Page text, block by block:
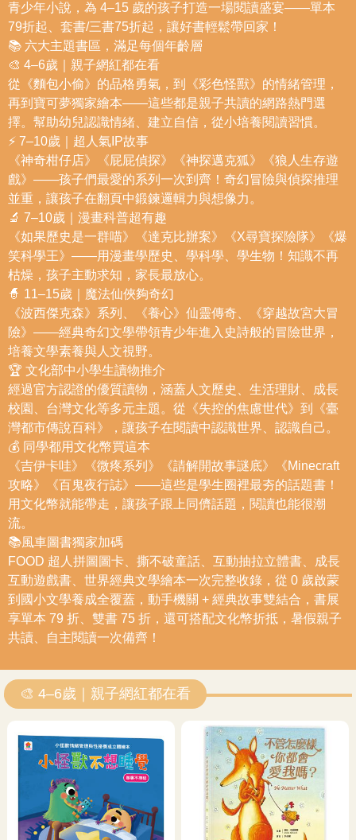
青少年小說，為 4–15 歲的孩子打造一場閱讀盛宴——單本
79折起、套書/三書75折起，讓好書輕鬆帶回家！
📚 六大主題書區，滿足每個年齡層
🎨 4–6歲｜親子網紅都在看
從《麵包小偷》的品格勇氣，到《彩色怪獸》的情緒管理，
再到寶可夢獨家繪本——這些都是親子共讀的網路熱門選
擇。幫助幼兒認識情緒、建立自信，從小培養閱讀習慣。
⚡ 7–10歲｜超人氣IP故事
《神奇柑仔店》《屁屁偵探》《神探邁克狐》《狼人生存遊
戲》——孩子們最愛的系列一次到齊！奇幻冒險與偵探推理
並重，讓孩子在翻頁中鍛鍊邏輯力與想像力。
🔬 7–10歲｜漫畫科普超有趣
《如果歷史是一群喵》《達克比辦案》《X尋寶探險隊》《爆
笑科學王》——用漫畫學歷史、學科學、學生物！知識不再
枯燥，孩子主動求知，家長最放心。
🧙 11–15歲｜魔法仙俠夠奇幻
《波西傑克森》系列、《養心》仙靈傳奇、《穿越故宮大冒
險》——經典奇幻文學帶領青少年進入史詩般的冒險世界，
培養文學素養與人文視野。
🏆 文化部中小學生讀物推介
經過官方認證的優質讀物，涵蓋人文歷史、生活理財、成長
校園、台灣文化等多元主題。從《失控的焦慮世代》到《臺
灣都市傳說百科》，讓孩子在閱讀中認識世界、認識自己。
💰 同學都用文化幣買這本
《吉伊卡哇》《微疼系列》《請解開故事謎底》《Minecraft
攻略》《百鬼夜行誌》——這些是學生圈裡最夯的話題書！
用文化幣就能帶走，讓孩子跟上同儕話題，閱讀也能很潮
流。
📚風車圖書獨家加碼
FOOD 超人拼圖圖卡、撕不破童話、互動抽拉立體書、成長
互動遊戲書、世界經典文學繪本一次完整收錄，從 0 歲啟蒙
到國小文學養成全覆蓋，動手機關 + 經典故事雙結合，書展
享單本 79 折、雙書 75 折，還可搭配文化幣折抵，暑假親子
共讀、自主閱讀一次備齊！
🎨 4–6歲｜親子網紅都在看